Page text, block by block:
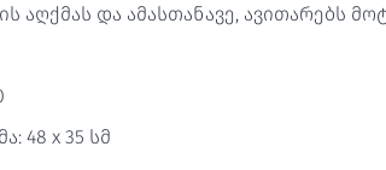
აღქმას და ამასთანავე, ავითარებს
48 x 35 სმ